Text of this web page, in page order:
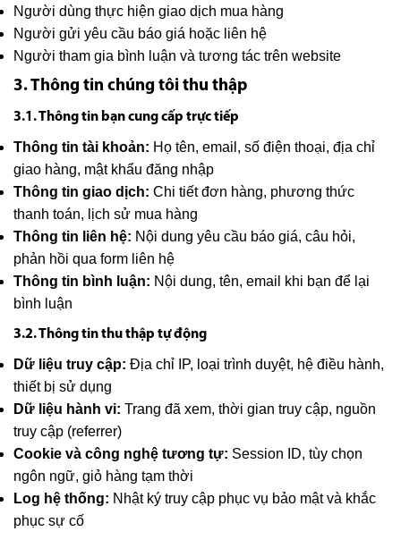
Người dùng thực hiện giao dịch mua hàng
Người gửi yêu cầu báo giá hoặc liên hệ
Người tham gia bình luận và tương tác trên website
3. Thông tin chúng tôi thu thập
3.1. Thông tin bạn cung cấp trực tiếp
Thông tin tài khoản: Họ tên, email, số điện thoại, địa chỉ
giao hàng, mật khẩu đăng nhập
Thông tin giao dịch: Chi tiết đơn hàng, phương thức
thanh toán, lịch sử mua hàng
Thông tin liên hệ: Nội dung yêu cầu báo giá, câu hỏi,
phản hồi qua form liên hệ
Thông tin bình luận: Nội dung, tên, email khi bạn để lại
bình luận
3.2. Thông tin thu thập tự động
Dữ liệu truy cập: Địa chỉ IP, loại trình duyệt, hệ điều hành,
thiết bị sử dụng
Dữ liệu hành vi: Trang đã xem, thời gian truy cập, nguồn
truy cập (referrer)
Cookie và công nghệ tương tự: Session ID, tùy chọn
ngôn ngữ, giỏ hàng tạm thời
Log hệ thống: Nhật ký truy cập phục vụ bảo mật và khắc
phục sự cố